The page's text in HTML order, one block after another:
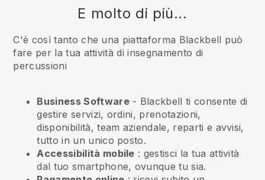
E molto di più...
C'è così tanto che una piattaforma Blackbell può
fare per la tua attività di insegnamento di
percussioni
Business Software- Blackbell ti consente di
gestire servizi, ordini, prenotazioni,
disponibilità, team aziendale, reparti e avvisi,
tutto in un unico posto.
Accessibilità mobile : gestisci la tua attività
dal tuo smartphone, ovunque tu sia.